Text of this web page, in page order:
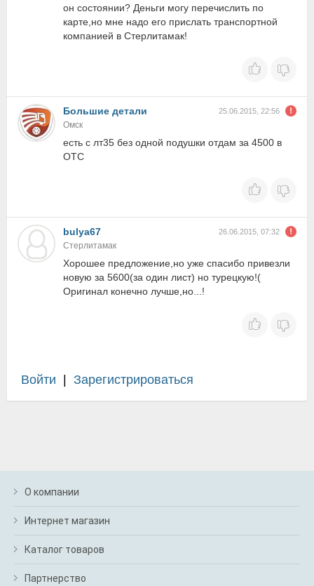
он состоянии? Деньги могу перечислить по
карте,но мне надо его прислать транспортной
компанией в Стерлитамак!
Большие детали 25.06.2015, 22:56
Омск
есть с лт35 без одной подушки отдам за 4500 в
ОТС
bulya67 26.06.2015, 07:32
Стерлитамак
Хорошее предложение,но уже спасибо привезли
новую за 5600(за один лист) но турецкую!(
Оригинал конечно лучше,но...!
Войти Зарегистрироваться
О компании
Интернет магазин
Каталог товаров
Партнерство